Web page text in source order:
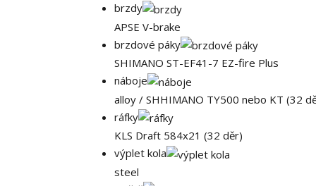
brzdy
APSE V-brake
brzdové páky
SHIMANO ST-EF41-7 EZ-fire Plus
náboje
alloy / SHHIMANO TY500 nebo KT (32
ráfky
KLS Draft 584x21 (32 děr)
výplet kola
steel